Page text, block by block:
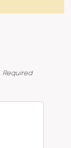
Required